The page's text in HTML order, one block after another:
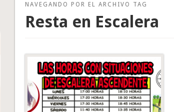
NAVEGANDO POR EL ARCHIVO TAG
Resta en Escalera